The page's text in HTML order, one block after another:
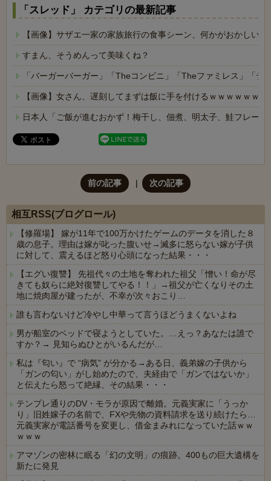
「スレッド」 カテゴリの最新記事
【画像】サザエ一家の家族旅行の食事シーン、何かがおかしいｗ
すまん、そうめんって美味くね？
「バーガーバーガー」「Theコンビニ」「Theファミレス」「テ
【画像】女さん、遅刻してまずは飯に手を付けるｗｗｗｗｗｗ
日本人「ご飯が進むおかず！梅干し、佃煮、明太子、鮭フレー
前の記事 次の記事
相互RSS(ブログロール)
【修羅場】 嫁が11年で100万かけたゲームのデータを消した８
歳の息子。理由は嫁が叱った腹いせ→滅多に怒らない嫁が子供
に対して、震えるほど怒り心頭になった結果・・・
【エグい復讐】 先祖代々の土地を奪われた祖父「憎い！命が尽
きても奴らに絶対復讐してやる！！」→祖父が亡くなりその土
地に焼肉屋が建ったが、不幸が次々おこり…
誰も言わないけど冷やし中華って言うほどうまくないよね
男が船室のベッドで寝ようとしていた。…えっ？あなたは誰で
すか？→ 見知らぬひとがいるんだが…
私は『匂い』で “病気” が分かる→ある日、義弟嫁の子供から
「ガンの匂い」がし始めたので、夫経由で「ガンではないか」
と伝えたら怒って絶縁、その結果・・・
テンプレ通りのDV・モラが原因で離婚。元義実家に「うっか
り」旧姓嫁子の名前で、FXや先物の資料請求を送り続けたら…
元義実家が電話番号を変更し、借金まみれになっていた話ｗｗ
ｗｗｗ
アマゾンの密林に眠る「幻の文明」の痕跡。400もの巨大遺構を
新たに発見